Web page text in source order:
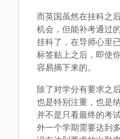
而英国虽然在挂科之
机会，但能补考通过
挂科了，在导师心里
标签贴上之后，即使
容易摘下来的。
除了对学分有要求之
也是特别注重，也是
并不是只看最终的考
外一个学期需要达到